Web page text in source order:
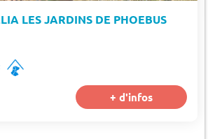
LES JARDINS DE PHOEBUS
+ d'infos